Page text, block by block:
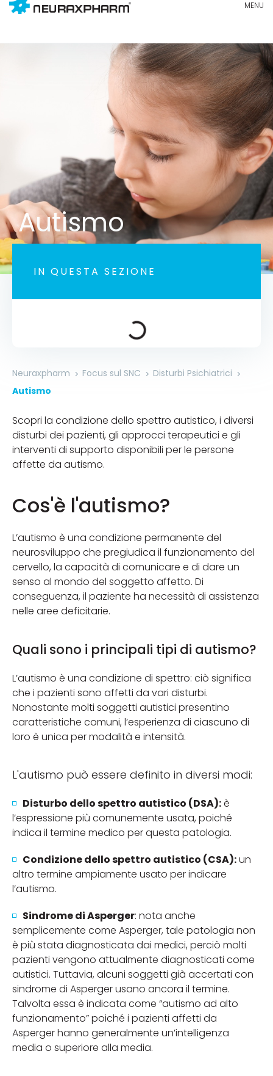
Autismo
IN QUESTA SEZIONE
Neuraxpharm Focus sul SNC
Disturbi Psichiatrici
Autismo
Scopri la condizione dello spettro autistico, i diversi
disturbi dei pazienti, gli approcci terapeutici e gli
interventi di supporto disponibili per le persone
affette da autismo.
Cos'è l'autismo?
L’autismo è una condizione permanente del
neurosviluppo che pregiudica il funzionamento del
cervello, la capacità di comunicare e di dare un
senso al mondo del soggetto affetto. Di
conseguenza, il paziente ha necessità di assistenza
nelle aree deficitarie.
Quali sono i principali tipi di autismo?
L’autismo è una condizione di spettro: ciò significa
che i pazienti sono affetti da vari disturbi.
Nonostante molti soggetti autistici presentino
caratteristiche comuni, l’esperienza di ciascuno di
loro è unica per modalità e intensità.
L'autismo può essere definito in diversi modi:
Disturbo dello spettro autistico (DSA):è
l’espressione più comunemente usata, poiché
indica il termine medico per questa patologia.
Condizione dello spettro autistico (CSA):un
altro termine ampiamente usato per indicare
l’autismo.
Sindrome di Asperger: nota anche
semplicemente come Asperger, tale patologia non
è più stata diagnosticata dai medici, perciò molti
pazienti vengono attualmente diagnosticati come
autistici. Tuttavia, alcuni soggetti già accertati con
sindrome di Asperger usano ancora il termine.
Talvolta essa è indicata come “autismo ad alto
funzionamento” poiché i pazienti affetti da
Asperger hanno generalmente un’intelligenza
media o superiore alla media.